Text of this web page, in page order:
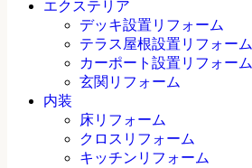
エクステリア
デッキ設置リフォーム
テラス屋根設置リフォーム
カーポート設置リフォーム
玄関リフォーム
内装
床リフォーム
クロスリフォーム
キッチンリフォーム